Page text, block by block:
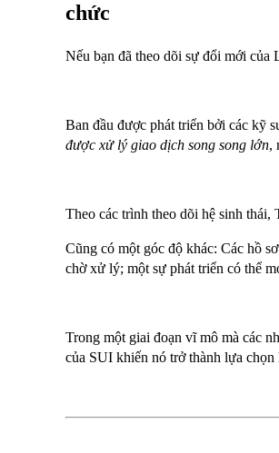
chức
Nếu bạn đã theo dõi sự đổi mới của
Ban đầu được phát triển bởi các kỹ
được xử lý giao dịch song song lớn,
Theo các trình theo dõi hệ sinh
Cũng có một góc độ khác: Các hồ
chờ xử lý; một sự phát triển có thể
Trong một giai đoạn vĩ mô mà các
của SUI khiến nó trở thành lựa chọn